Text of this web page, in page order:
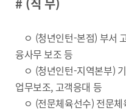
ㅇ (청년인턴-본점) 부서
융사무 보조 등
ㅇ (청년인턴-지역본부)
업무보조, 고객응대 등
ㅇ (전문체육선수) 전문